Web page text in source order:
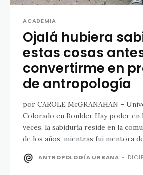
ACADEMIA
Ojalá hubiera
estas cosas
convertirme en
de antropología
por CAROLE McGRANAHAN –
Colorado en Boulder Hay poder en la sabiduría y, a
veces, la sabiduría reside en la
de los años, mientras fui mentora
ANTROPOLOGÍA URBANA -